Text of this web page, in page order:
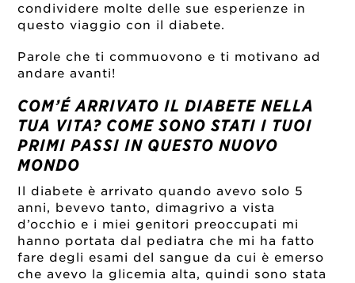
condividere molte delle sue esperienze in
questo viaggio con il diabete.
Parole che ti commuovono e ti motivano ad
andare avanti!
COM’É ARRIVATO IL DIABETE NELLA
TUA VITA? COME SONO STATI I TUOI
PRIMI PASSI IN QUESTO NUOVO
MONDO
Il diabete è arrivato quando avevo solo 5
anni, bevevo tanto, dimagrivo a vista
d’occhio e i miei genitori preoccupati mi
hanno portata dal pediatra che mi ha fatto
fare degli esami del sangue da cui è emerso
che avevo la glicemia alta, quindi sono stata